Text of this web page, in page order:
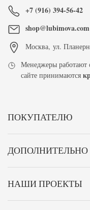
+7 (916) 394-56-42
shop@lubimova.com
Москва, ул.
Менеджеры работают
сайте принимаются
ПОКУПАТЕЛЮ
ДОПОЛНИТЕЛЬНО
НАШИ ПРОЕКТЫ